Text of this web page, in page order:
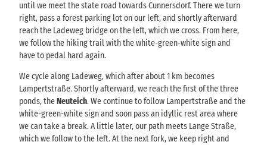
until we meet the state road towards Cunnersdorf. There we turn
right, pass a forest parking lot on our left, and shortly afterward
reach the Ladeweg bridge on the left, which we cross. From here,
we follow the hiking trail with the white-green-white sign and
have to pedal hard again.
We cycle along Ladeweg, which after about 1 km becomes
Lampertstraße. Shortly afterward, we reach the first of the three
ponds, theNeuteich. We continue to follow Lampertstraße and the
white-green-white sign and soon pass an idyllic rest area where
we can take a break. A little later, our path meets Lange Straße,
which we follow to the left. At the next fork, we keep right and